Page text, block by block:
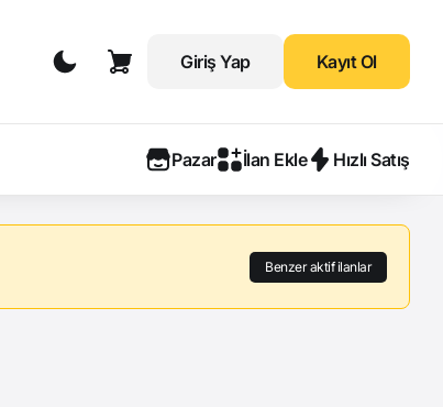
Giriş Yap Kayıt Ol
Pazar İlan Ekle Hızlı Satış
Benzer aktif ilanlar